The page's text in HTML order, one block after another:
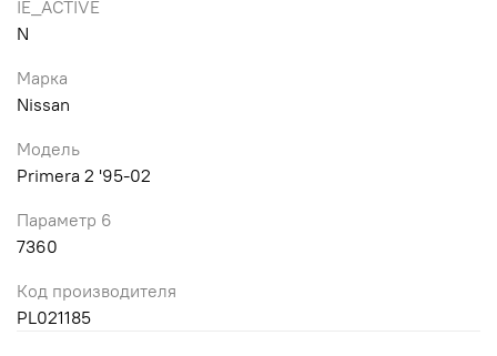
IE_ACTIVE
N
Марка
Nissan
Модель
Primera 2 '95-02
Параметр 6
7360
Код производителя
PL021185